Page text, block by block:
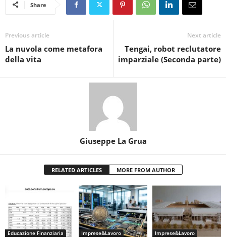
Share
Previous article
La nuvola come metafora
della vita
Next article
Tengai, robot reclutatore
imparziale (Seconda parte)
Giuseppe La Grua
RELATED ARTICLES MORE FROM AUTHOR
Educazione Finanziaria Imprese&Lavoro Imprese&Lavoro